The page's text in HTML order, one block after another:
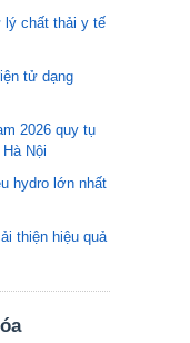
lý chất thải y tế
tử dạng
2026 quy tụ
Nội
hydro lớn nhất
thiện hiệu quả